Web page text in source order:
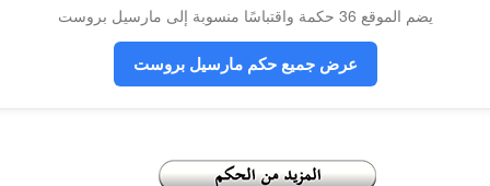
يضم الموقع 36 حكمة واقتباسًا منسوبة إلى مارسيل بروست
عرض جميع حكم مارسيل بروست